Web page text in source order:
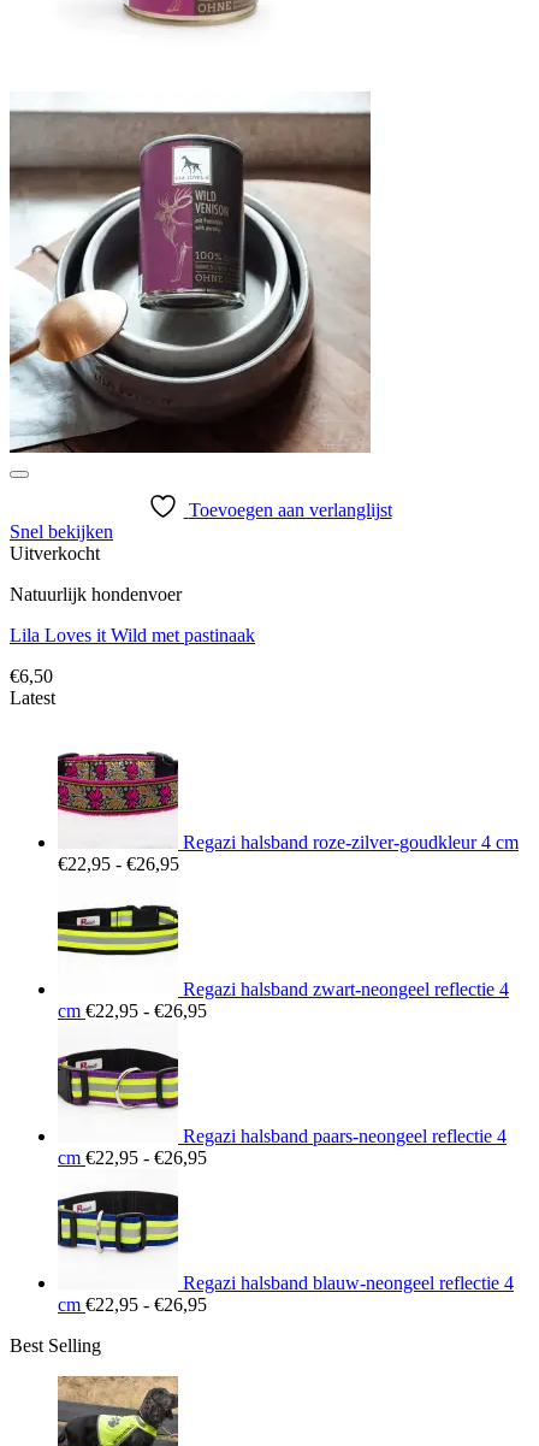
Toevoegen aan verlanglijst
Snel bekijken
Uitverkocht
Natuurlijk hondenvoer
Lila Loves it Wild met pastinaak
€6,50
Latest
Regazi halsband roze-zilver-goudkleur 4 cm
€22,95 - €26,95Prijsklasse:
Regazi halsband zwart-neongeel reflectie 4
cm €22,95 - €26,95Prijsklasse:
Regazi halsband paars-neongeel reflectie 4
cm €22,95 - €26,95Prijsklasse:
Regazi halsband blauw-neongeel reflectie 4
cm €22,95 - €26,95Prijsklasse:
Best Selling